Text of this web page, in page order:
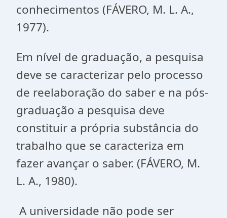
conhecimentos (FÁVERO, M. L. A.,
1977).
Em nível de graduação, a pesquisa
deve se caracterizar pelo processo
de reelaboração do saber e na pós-
graduação a pesquisa deve
constituir a própria substância do
trabalho que se caracteriza em
fazer avançar o saber. (FÁVERO, M.
L. A., 1980).
A universidade não pode ser